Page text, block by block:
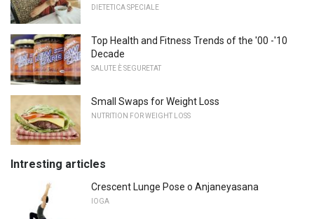
DIETETICA SPECIALE
Top Health and Fitness Trends of the '00 -'10
Decade
SALUTE È SEGURETAT
Small Swaps for Weight Loss
NUTRITION FOR WEIGHT LOSS
Intresting articles
Crescent Lunge Pose o Anjaneyasana
IOGA